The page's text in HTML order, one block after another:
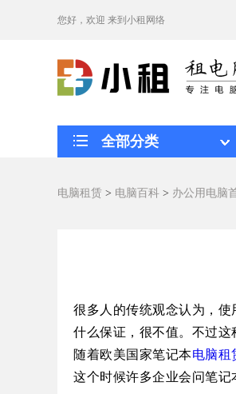
您好，欢迎 来到小租网络
全部分类
电脑租赁 > 电脑百科 > 办公用电脑
很多人的传统观念认为，
什么保证，很不值。不过这
随着欧美国家笔记本电脑租
这个时候许多企业会问笔记